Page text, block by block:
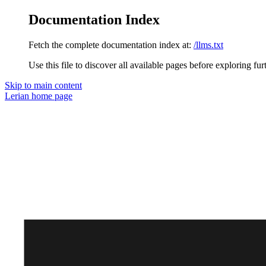
Documentation Index
Fetch the complete documentation index at: /llms.txt
Use this file to discover all available pages before exploring
Skip to main content
Lerian home page